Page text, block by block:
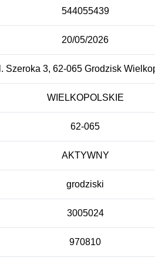
544055439
20/05/2026
Szeroka 3, 62-065 Grodzisk
WIELKOPOLSKIE
62-065
AKTYWNY
grodziski
3005024
970810